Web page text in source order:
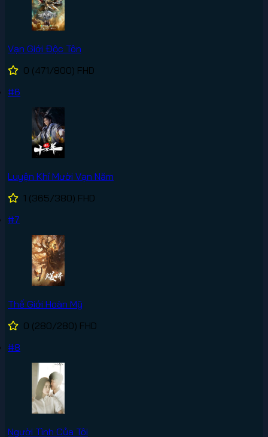
Vạn Giới Độc Tôn
0 (471/800) FHD
#6
Luyện Khí Mười Vạn Năm
1 (365/380) FHD
#7
Thế Giới Hoàn Mỹ
0 (280/280) FHD
#8
Người Tình Của Tôi